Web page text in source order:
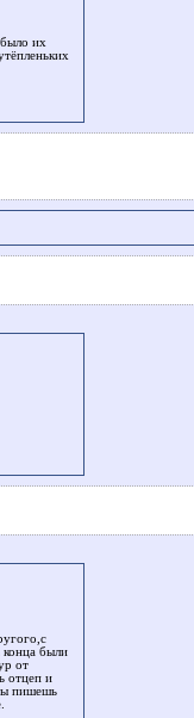
их
конца были
от
отцеп и
пишешь